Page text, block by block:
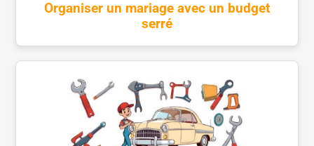
Organiser un mariage avec un budget
serré